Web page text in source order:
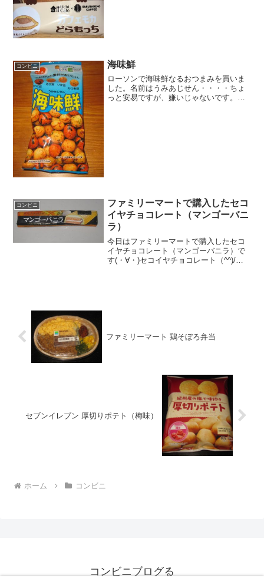
コンビニ 海味鮮
ローソンで海味鮮なるおつまみを買いま
した。名前はうみあじせん・・・・ちょ
っと安易ですが、嫌いじゃないです。４
コンビニ
ファミリーマートで購入したセコ
イヤチョコレート（マンゴーバニ
ラ）
今日はファミリーマートで購入したセコ
イヤチョコレート（マンゴーバニラ）で
す(・∀・)セコイヤチョコレート（^^)/今
ファミリーマート 鶏そぼろ弁当
セブンイレブン 厚切りポテト（梅味）
ホーム コンビニ
コンビニブログる